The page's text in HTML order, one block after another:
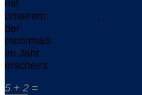
mit
unserem
,
der
mehrmals
im Jahr
erscheint
5 + 2 =